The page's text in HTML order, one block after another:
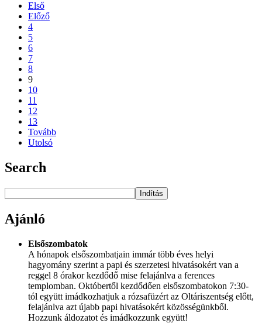
Első
Előző
4
5
6
7
8
9
10
11
12
13
Tovább
Utolsó
Search
Indítás
Ajánló
Elsőszombatok
A hónapok elsőszombatjain immár több éves helyi
hagyomány szerint a papi és szerzetesi hivatásokért van a
reggel 8 órakor kezdődő mise felajánlva a ferences
templomban. Októbertől kezdődően elsőszombatokon 7:30-
tól együtt imádkozhatjuk a rózsafüzért az Oltáriszentség előtt,
felajánlva azt újabb papi hivatásokért közösségünkből.
Hozzunk áldozatot és imádkozzunk együtt!